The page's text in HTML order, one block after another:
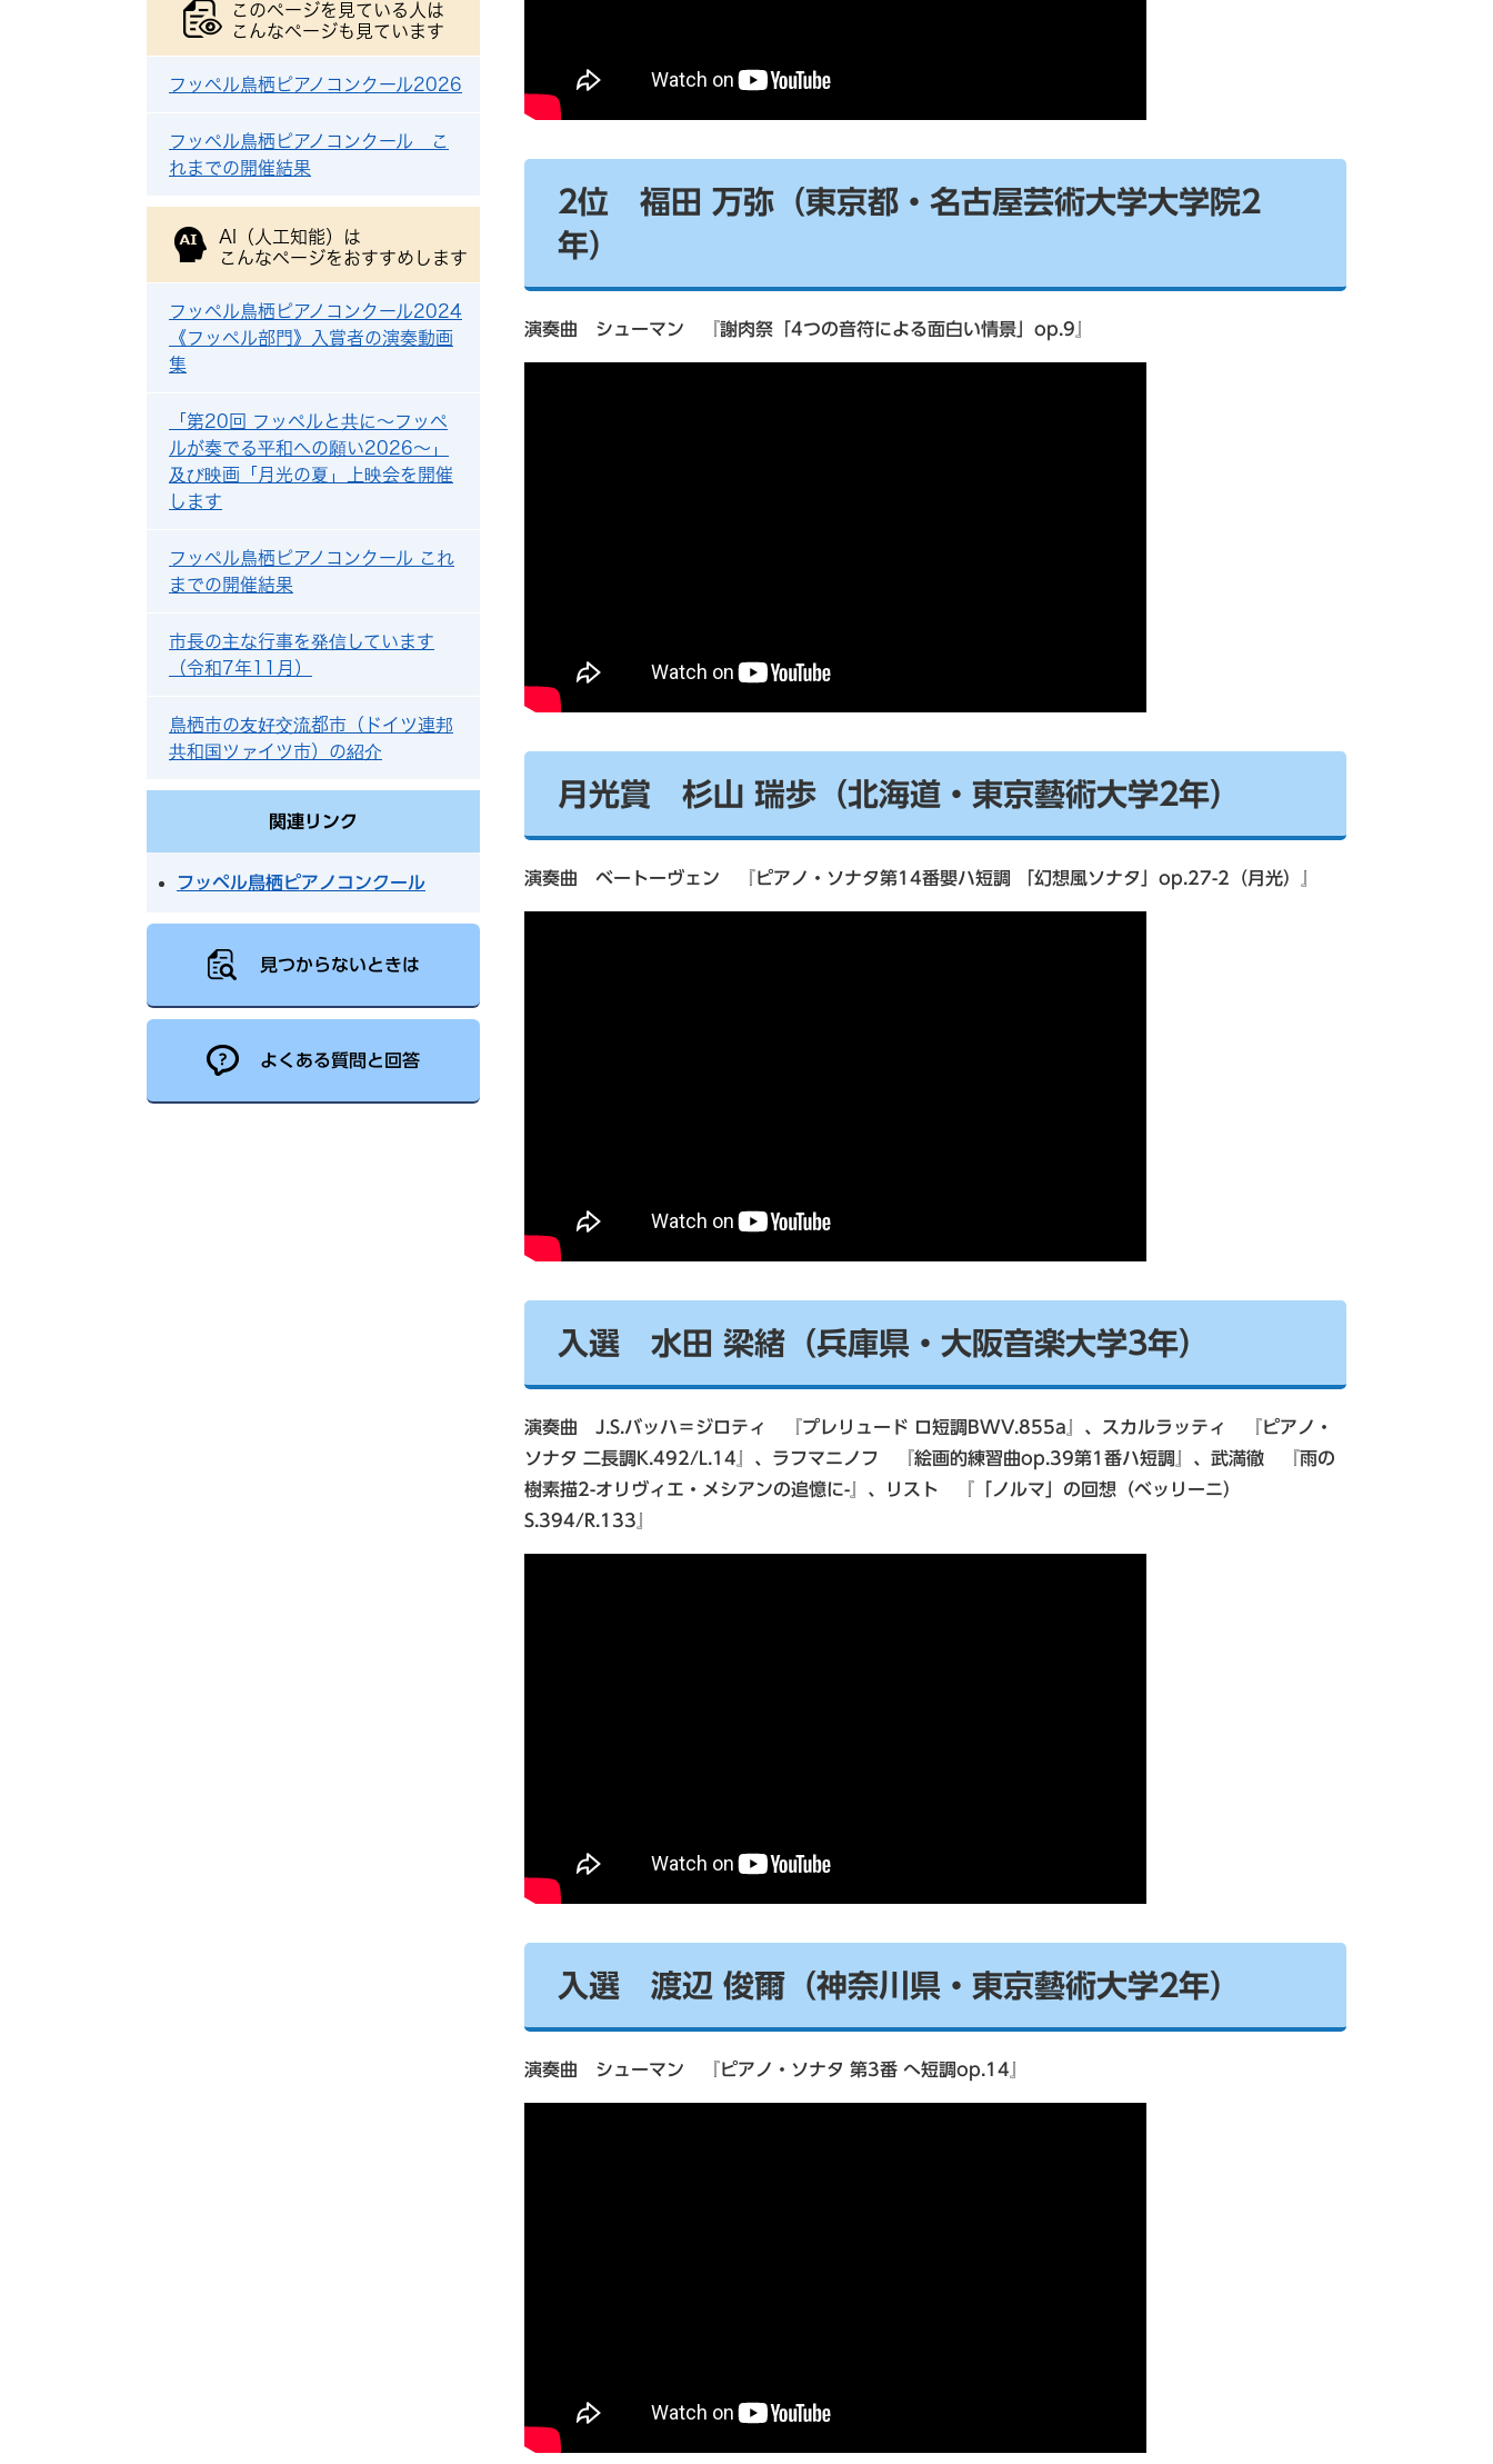
2位 福田 万弥（東京都・名古屋芸術大学大学院2
年）
演奏曲 シューマン 『謝肉祭「4つの音符による面白い情景」op.9』
月光賞 杉山 瑞歩（北海道・東京藝術大学2年）
演奏曲 ベートーヴェン 『ピアノ・ソナタ第14番嬰ハ短調 「幻想風ソナタ」op.27-2（月光）』
入選 水田 梁緒（兵庫県・大阪音楽大学3年）
演奏曲 J.S.バッハ＝ジロティ 『プレリュード ロ短調BWV.855a』、スカルラッティ 『ピアノ・
ソナタ 二長調K.492/L.14』、ラフマニノフ 『絵画的練習曲op.39第1番ハ短調』、武満徹 『雨の
樹素描2-オリヴィエ・メシアンの追憶に-』、リスト 『「ノルマ」の回想（ベッリーニ）
S.394/R.133』
入選 渡辺 俊爾（神奈川県・東京藝術大学2年）
演奏曲 シューマン 『ピアノ・ソナタ 第3番 へ短調op.14』
このページを見ている人は
こんなページも見ています
フッペル鳥栖ピアノコンクール2026
フッペル鳥栖ピアノコンクール こ
れまでの開催結果
AI（人工知能）は
こんなページをおすすめします
フッペル鳥栖ピアノコンクール2024
《フッペル部門》入賞者の演奏動画
集
「第20回 フッペルと共に～フッペ
ルが奏でる平和への願い2026～」
及び映画「月光の夏」上映会を開催
します
フッペル鳥栖ピアノコンクール これ
までの開催結果
市長の主な行事を発信しています
（令和7年11月）
鳥栖市の友好交流都市（ドイツ連邦
共和国ツァイツ市）の紹介
関連リンク
フッペル鳥栖ピアノコンクール
見つからないときは
よくある質問と回答